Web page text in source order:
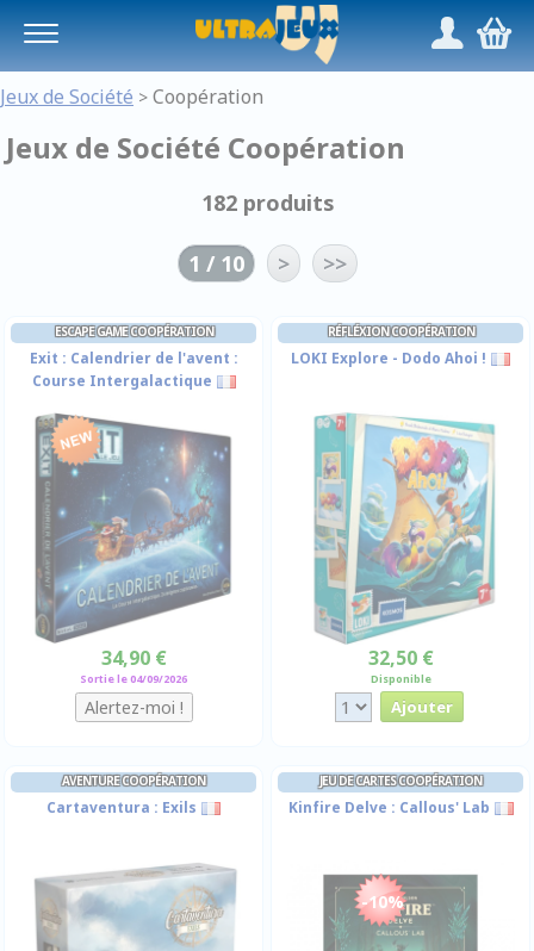
/,
Jeux de Société > Coopération
Jeux de Société Coopération
182 produits
1 / 10 > >>
ESCAPE GAME COOPÉRATION
Exit : Calendrier de l'avent :
Course Intergalactique
34,90 €
Sortie le 04/09/2026
RÉFLÉXION COOPÉRATION
LOKI Explore - Dodo Ahoi !
32,50 €
Disponible
AVENTURE COOPÉRATION
Cartaventura : Exils
JEU DE CARTES COOPÉRATION
Kinfire Delve : Callous' Lab
-10%